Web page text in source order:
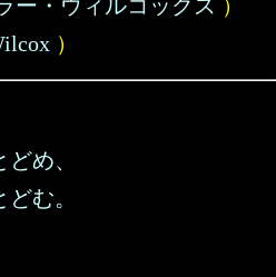
ー・ウィルコックス ）
）
め、
む。